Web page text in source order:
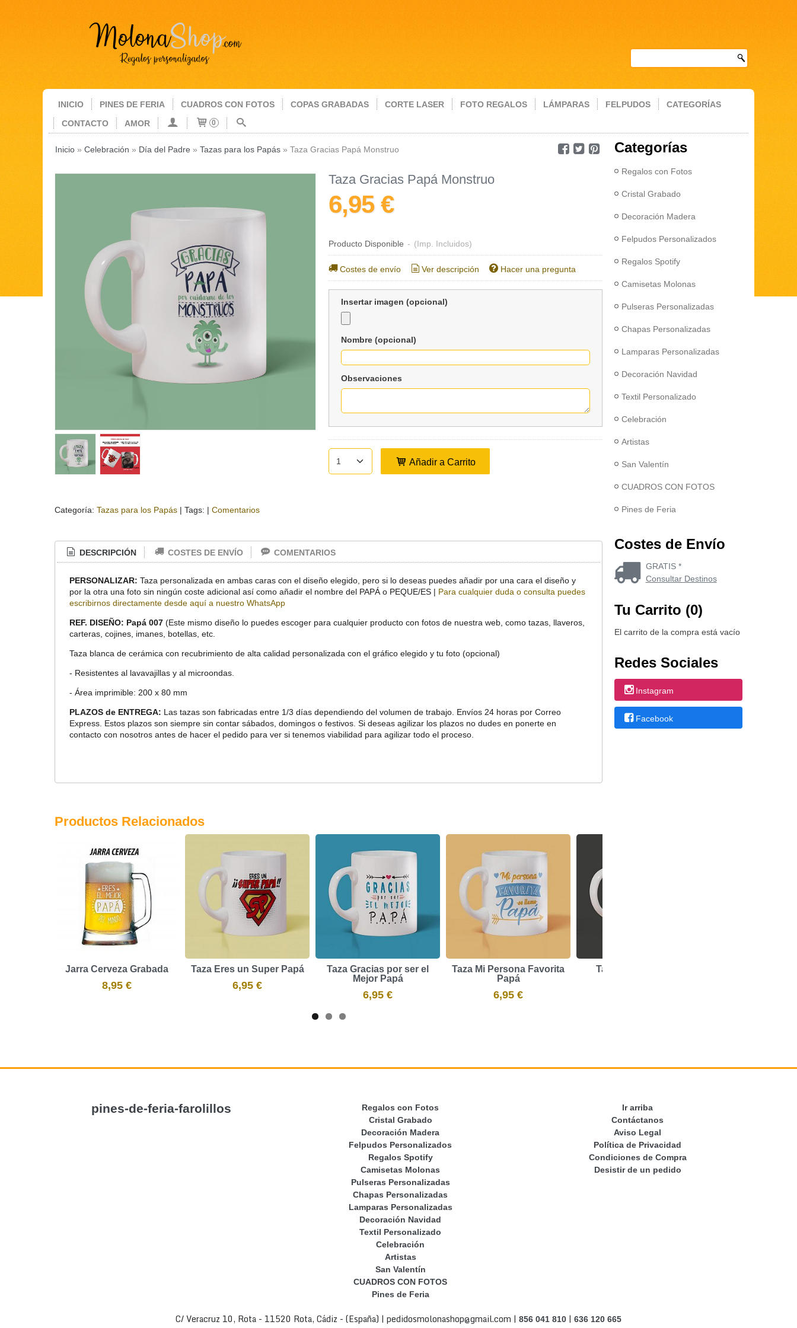
INICIO PINES DE FERIA CUADROS CON FOTOS COPAS GRABADAS CORTE LASER FOTO REGALOS LÁMPARAS FELPUDOS
CATEGORÍAS
CONTACTO
AMOR 0
Inicio » Celebración » Día del Padre » Tazas para los Papás » Taza Gracias Papá Monstruo
Taza Gracias Papá Monstruo
6,95 €
Producto Disponible - (Imp. Incluidos)
Costes de envío Ver descripción Hacer una pregunta
Insertar imagen (opcional)
Nombre (opcional)
Observaciones
Añadir a Carrito
Categoría: Tazas para los Papás | Tags: | Comentarios
DESCRIPCIÓN COSTES DE ENVÍO COMENTARIOS
PERSONALIZAR: Taza personalizada en ambas caras con el diseño elegido, pero si lo deseas puedes añadir por una cara el diseño y
por la otra una foto sin ningún coste adicional así como añadir el nombre del PAPÁ o PEQUE/ES | Para cualquier duda o consulta puedes
escribirnos directamente desde aquí a nuestro WhatsApp
REF. DISEÑO: Papá 007(Este mismo diseño lo puedes escoger para cualquier producto con fotos de nuestra web, como tazas, llaveros,
carteras, cojines, imanes, botellas, etc.
Taza blanca de cerámica con recubrimiento de alta calidad personalizada con el gráfico elegido y tu foto (opcional)
- Resistentes al lavavajillas y al microondas.
- Área imprimible: 200 x 80 mm
PLAZOS de ENTREGA: Las tazas son fabricadas entre 1/3 días dependiendo del volumen de trabajo. Envíos 24 horas por Correo
Express. Estos plazos son siempre sin contar sábados, domingos o festivos. Si deseas agilizar los plazos no dudes en ponerte en
contacto con nosotros antes de hacer el pedido para ver si tenemos viabilidad para agilizar todo el proceso.
Productos Relacionados
Jarra Cerveza Grabada
8,95 €
Taza Eres un Super Papá
6,95 €
Taza Gracias por ser el
Mejor Papá
6,95 €
Taza Mi Persona Favorita
Papá
6,95 €
Taza Papá Favorito
Categorías
Regalos con Fotos
Cristal Grabado
Decoración Madera
Felpudos Personalizados
Regalos Spotify
Camisetas Molonas
Pulseras Personalizadas
Chapas Personalizadas
Lamparas Personalizadas
Decoración Navidad
Textil Personalizado
Celebración
Artistas
San Valentín
CUADROS CON FOTOS
Pines de Feria
Costes de Envío
GRATIS *
Consultar Destinos
Tu Carrito (0)
El carrito de la compra está vacío
Redes Sociales
Instagram
Facebook
pines-de-feria-farolillos
Regalos con Fotos
Cristal Grabado
Decoración Madera
Felpudos Personalizados
Regalos Spotify
Camisetas Molonas
Pulseras Personalizadas
Chapas Personalizadas
Lamparas Personalizadas
Decoración Navidad
Textil Personalizado
Celebración
Artistas
San Valentín
CUADROS CON FOTOS
Pines de Feria
Ir arriba
Contáctanos
Aviso Legal
Política de Privacidad
Condiciones de Compra
Desistir de un pedido
C/ Veracruz 10, Rota - 11520 Rota, Cádiz - (España) | pedidosmolonashop@gmail.com | 856 041 810 | 636 120 665